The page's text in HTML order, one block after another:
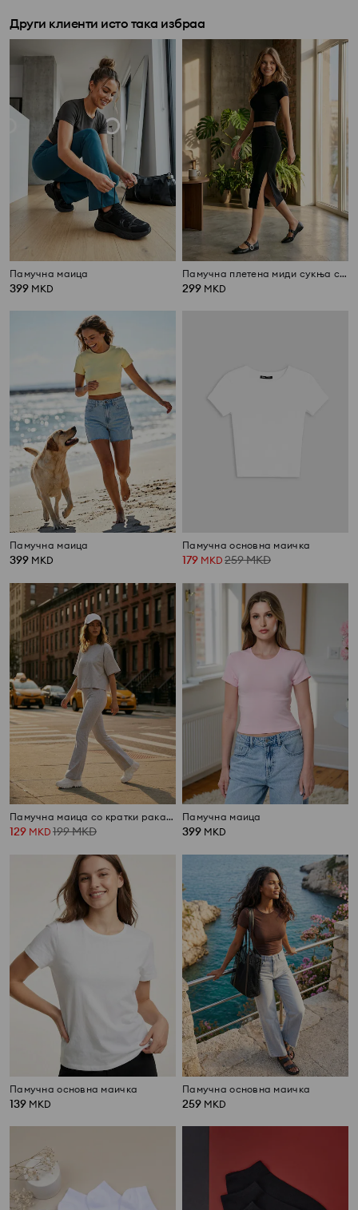
Други клиенти исто така избраа
Памучна маица
399 MKD
Памучна плетена миди сукња со процеп
299 MKD
Памучна маица
399 MKD
Памучна основна маичка
179 MKD 259MKD
Памучна маица со кратки ракави
129 MKD 199MKD
Памучна маица
399 MKD
Памучна основна маичка
139 MKD
Памучна основна маичка
259 MKD